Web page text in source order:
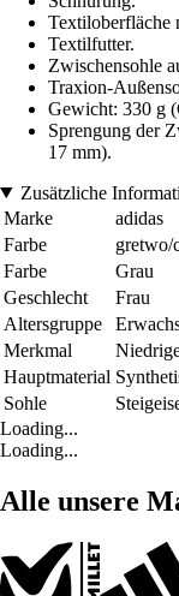
Textiloberfläche
Textilfutter.
Zwischensohle
Traxion-
Gewicht: 330 g
Sprengung der
17 mm).
Zusätzliche
Marke
adidas
Farbe
gretwo/
Farbe
Grau
Geschlecht
Frau
Altersgruppe
Merkmal
Hauptmaterial
Sohle
Loading...
Loading...
Alle unsere